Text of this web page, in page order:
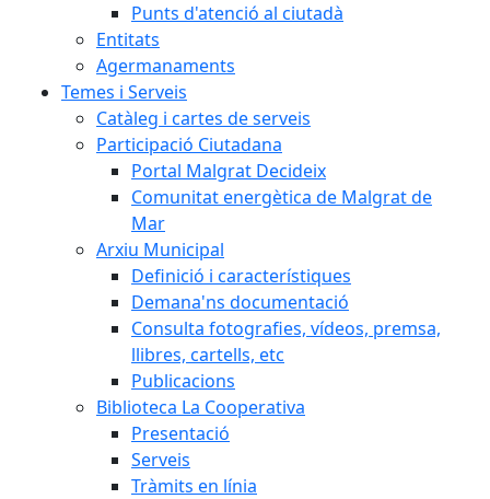
Punts d'atenció al ciutadà
Entitats
Agermanaments
Temes i Serveis
Catàleg i cartes de serveis
Participació Ciutadana
Portal Malgrat Decideix
Comunitat energètica de Malgrat de
Mar
Arxiu Municipal
Definició i característiques
Demana'ns documentació
Consulta fotografies, vídeos, premsa,
llibres, cartells, etc
Publicacions
Biblioteca La Cooperativa
Presentació
Serveis
Tràmits en línia